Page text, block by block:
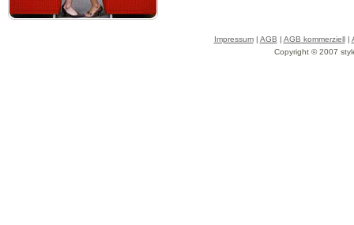
Impressum| AGB | AGB kommerziell|
Copyright © 2007